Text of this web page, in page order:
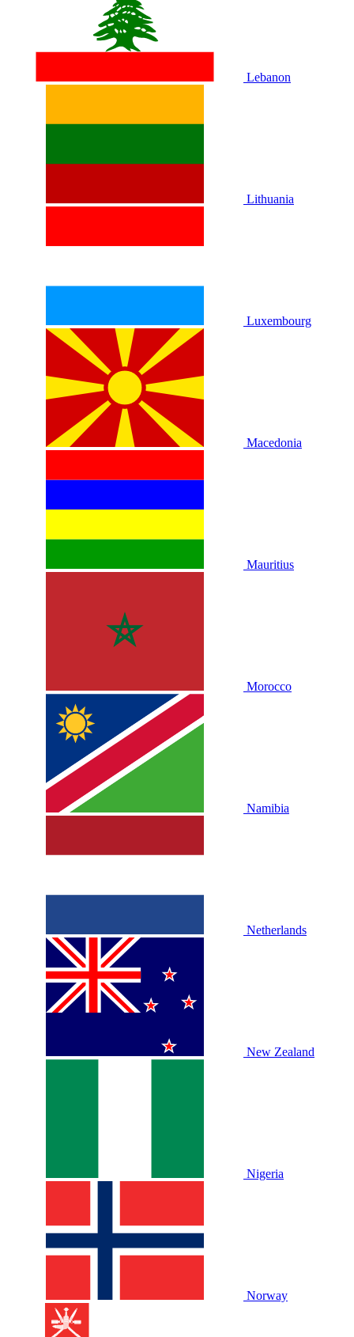
Lebanon
Lithuania
Luxembourg
Macedonia
Mauritius
Morocco
Namibia
Netherlands
New Zealand
Nigeria
Norway